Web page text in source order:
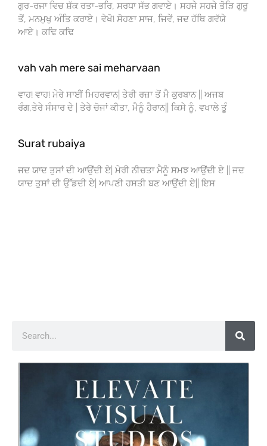
ਗੁਰ-ਰਜਾ ਵਿਚ ਸ਼ੱਕ ਰਤਾ-ਭਰਿ, ਸਰਧਾ ਸੱਭ ਗਵਾਏ। ਸਹਜੇ ਸਹਜੇ ਤੋੜਿ ਗੁਰੂ
ਤੋਂ, ਮਨਮੁਖੁ ਅੰਤਿ ਕਰਾਏ। ਵੇਖੋ! ਸੋਹਣਾ ਸਾਜ, ਜਿਵੇਂ, ਜਦ ਹੱਥਿ ਗਵੱਯੇ
ਆਏ। ਕਢਿ ਕਢਿ
vah vah mere sai meharvaan
ਵਾਹ! ਵਾਹ! ਮੇਰੇ ਸਾਈਂ ਮਿਹਰਵਾਨ| ਤੇਰੀ ਰਜ਼ਾ ਤੋਂ ਮੈ ਕੁਰਬਾਨ || ਅਜਬ
ਰੰਗ,ਤੇਰੇ ਸੰਸਾਰ ਦੇ | ਤੇਰੇ ਚੋਜਾਂ ਕੀਤਾ, ਮੈਨੂੰ ਹੈਰਾਨ|| ਕਿਸੇ ਨੂੰ, ਵਖਾਲੇ ਤੂੰ
Surat rubaiya
ਜਦ ਯਾਦ ਤੁਸਾਂ ਦੀ ਆਉਂਦੀ ਏ| ਮੇਰੀ ਨੀਚਤਾ ਮੈਨੂੰ ਸਮਝ ਆਉਂਦੀ ਏ || ਜਦ
ਯਾਦ ਤੁਸਾਂ ਦੀ ਉੱਡਦੀ ਏ| ਆਪਣੀ ਹਸਤੀ ਬਣ ਆਉਂਦੀ ਏ|| ਇਸ